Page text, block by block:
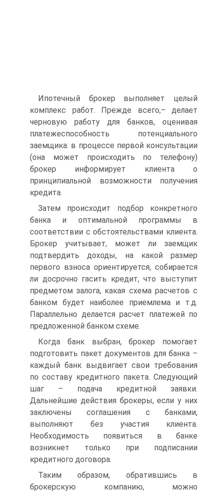
Ипотечный брокер выполняет целый
комплекс работ. Прежде всего,– делает
черновую работу для банков, оценивая
платежеспособность потенциального
заемщика: в процессе первой консультации
(она может происходить по телефону)
брокер информирует клиента о
принципиальной возможности получения
кредита.
Затем происходит подбор конкретного
банка и оптимальной программы в
соответствии с обстоятельствами клиента.
Брокер учитывает, может ли заемщик
подтвердить доходы, на какой размер
первого взноса ориентируется, собирается
ли досрочно гасить кредит, что выступит
предметом залога, какая схема расчетов с
банком будет наиболее приемлема и т.д.
Параллельно делается расчет платежей по
предложенной банком схеме.
Когда банк выбран, брокер помогает
подготовить пакет документов для банка –
каждый банк выдвигает свои требования
по составу кредитного пакета. Следующий
шаг – подача кредитной заявки.
Дальнейшие действия брокеры, если у них
заключены соглашения с банками,
выполняют без участия клиента.
Необходимость появиться в банке
возникнет только при подписании
кредитного договора.
Таким образом, обратившись в
брокерскую компанию, можно